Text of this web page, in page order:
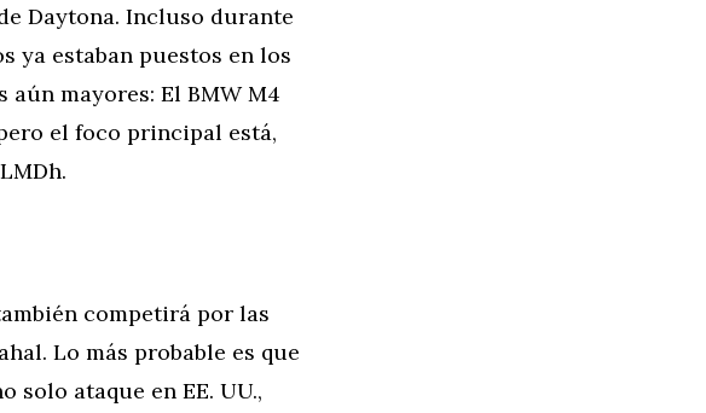
Daytona. Incluso durante
ya estaban puestos en los
mayores: El BMW M4
el foco principal está,
competirá por las
Lo más probable es que
ataque en EE. UU.,